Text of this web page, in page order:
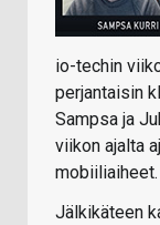
io-techin
perjantaisin
Sampsa ja
viikon ajalta
mobiiliaiheet.
Jälkikäteen